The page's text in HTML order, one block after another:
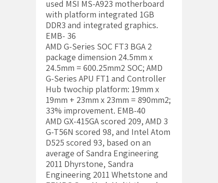
used MSI MS-A923 motherboard
with platform integrated 1GB
DDR3 and integrated graphics.
EMB- 36
2 AMD G-Series SOC FT3 BGA
package dimension 24.5mm x
24.5mm = 600.25mm2 SOC; AMD
G-Series APU FT1 and Controller
Hub twochip platform: 19mm x
19mm + 23mm x 23mm = 890mm2;
33% improvement. EMB-40
3 AMD GX-415GA scored 209, AMD
G-T56N scored 98, and Intel Atom
D525 scored 93, based on an
average of Sandra Engineering
2011 Dhyrstone, Sandra
Engineering 2011 Whetstone and